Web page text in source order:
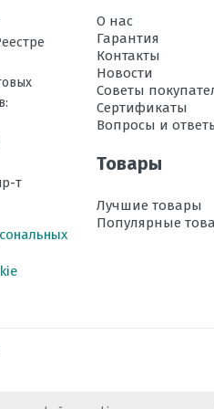
м
м
в режиме обогрева,
при охлаждении, кВт
при обогреве, кВт
т
О нас
Гарантия
Контакты
Новости
Советы
Сертификаты
Вопросы и
Товары
Лучшие товары
Популярные